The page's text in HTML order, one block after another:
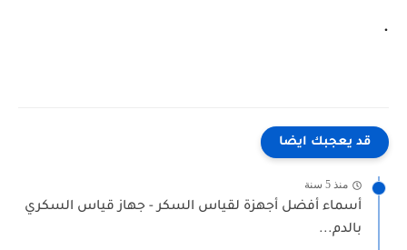
.
قد يعجبك ايضا
منذ 5 سنة
أسماء أفضل أجهزة لقياس السكر - جهاز قياس السكري
بالدم...